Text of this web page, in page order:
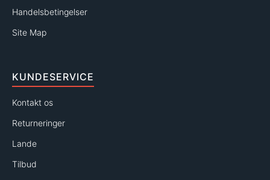
Handelsbetingelser
Site Map
KUNDESERVICE
Kontakt os
Returneringer
Lande
Tilbud